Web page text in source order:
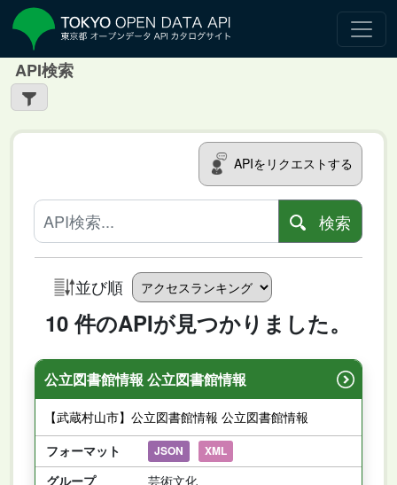
API検索
APIをリクエストする
検索
並び順
10 件のAPIが見つかりました。
公立図書館情報 公立図書館情報
【武蔵村山市】公立図書館情報 公立図書館情報
フォーマット
JSON XML
グループ
芸術文化